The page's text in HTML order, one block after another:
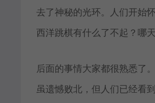
去了神秘的光环。人们开始
西洋跳棋有什么了不起？哪
后面的事情大家都很熟悉了
虽遗憾败北，但人们已经看